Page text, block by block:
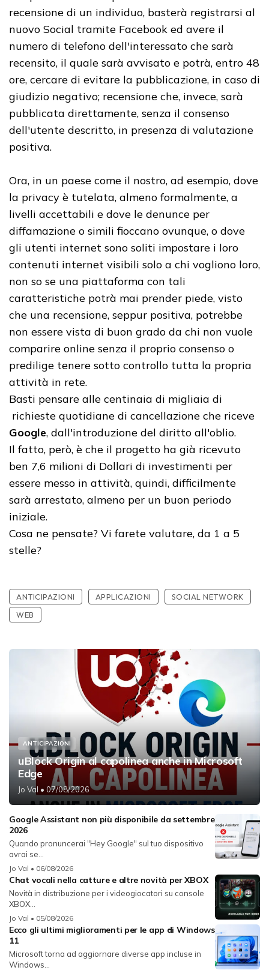
recensione di un individuo, basterà registrarsi al
nuovo Social tramite Facebook ed avere il
numero di telefono dell'interessato che sarà
recensito, il quale sarà avvisato e potrà, entro 48
ore, cercare di evitare la pubblicazione, in caso di
giudizio negativo; recensione che, invece, sarà
pubblicata direttamente, senza il consenso
dell'utente descritto, in presenza di valutazione
positiva.
Ora, in un paese come il nostro, ad esempio, dove
la privacy è tutelata, almeno formalmente, a
livelli accettabili e dove le denunce per
diffamazione o simili fioccano ovunque, o dove
gli utenti internet sono soliti impostare i loro
contenuti internet visibili solo a chi vogliono loro,
non so se una piattaforma con tali
caratteristiche potrà mai prender piede, visto
che una recensione, seppur positiva, potrebbe
non essere vista di buon grado da chi non vuole
comparire online senza il proprio consenso o
predilige tenere sotto controllo tutta la propria
attività in rete.
Basti pensare alle centinaia di migliaia di
richieste quotidiane di cancellazione che riceve
Google, dall'introduzione del diritto all'oblio.
Il fatto, però, è che il progetto ha già ricevuto
ben 7,6 milioni di Dollari di investimenti per
essere messo in attività, quindi, difficilmente
sarà arrestato, almeno per un buon periodo
iniziale.
Cosa ne pensate? Vi farete valutare, da 1 a 5
stelle?
ANTICIPAZIONI APPLICAZIONI
SOCIAL NETWORK
WEB
ANTICIPAZIONI
uBlock Origin al capolinea anche in Microsoft
Edge
Jo Val • 07/08/2026
Google Assistant non più disponibile da settembre
2026
Quando pronuncerai "Hey Google" sul tuo dispositivo
avrai se...
Jo Val • 06/08/2026
Chat vocali nella catture e altre novità per XBOX
Novità in distribuzione per i videogiocatori su console
XBOX...
Jo Val • 05/08/2026
Ecco gli ultimi miglioramenti per le app di Windows
11
Microsoft torna ad aggiornare diverse app incluse in
Windows...